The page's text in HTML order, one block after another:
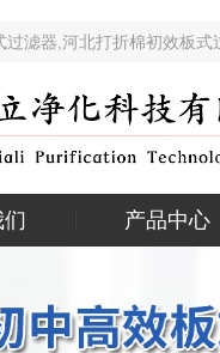
过滤器,河北打折棉初效
产品中心